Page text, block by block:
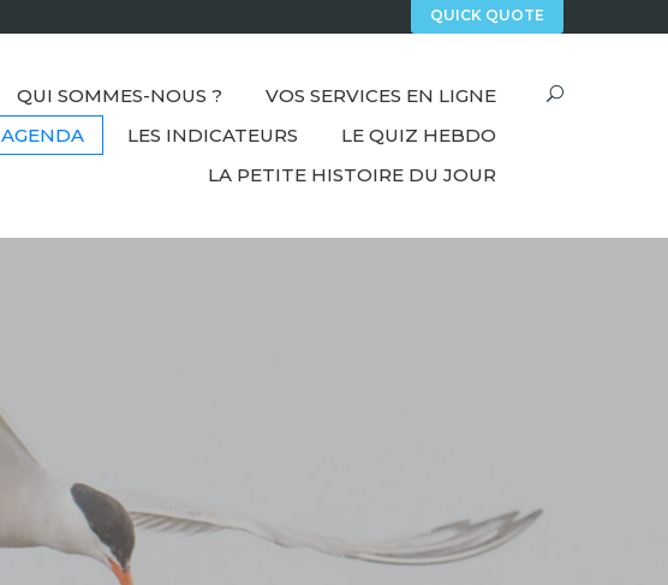
QUICK QUOTE
QUI SOMMES-NOUS ?
VOS SERVICES EN LIGNE
AGENDA LES INDICATEURS
LE QUIZ HEBDO
LA PETITE HISTOIRE DU JOUR